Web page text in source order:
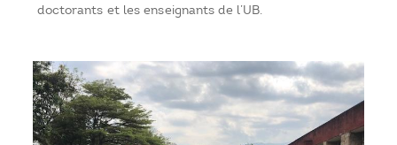
doctorants et les enseignants de l’UB.